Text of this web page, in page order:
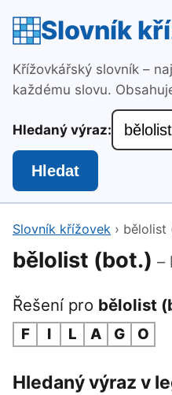
Slovník
Křížovkářský slovník –
každému slovu.
Hledaný výraz:
Hledat
Slovník křížovek › bělolist
bělolist (bot.) –
Řešení pro bělolist
F I L A G O
Hledaný výraz v